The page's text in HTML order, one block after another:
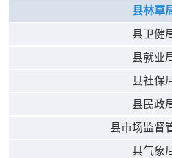
县林草
县卫健
县就业
县社保
县民政
县市场监督
县气象